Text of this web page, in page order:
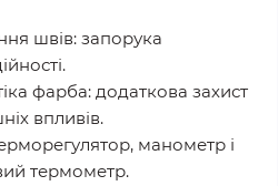
швів: запорука
фарба: додаткова захист
впливів.
манометр і
термометр.